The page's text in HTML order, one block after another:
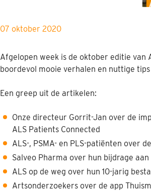
07 oktober 2020
Afgelopen week is de oktober editie van
boordevol mooie verhalen en nuttige
Een greep uit de artikelen:
Onze directeur Gorrit-Jan over de
ALS Patients Connected
ALS-, PSMA- en PLS-patiënten over
Salveo Pharma over hun bijdrage
ALS op de weg over hun 10-jarig
Artsonderzoekers over de app